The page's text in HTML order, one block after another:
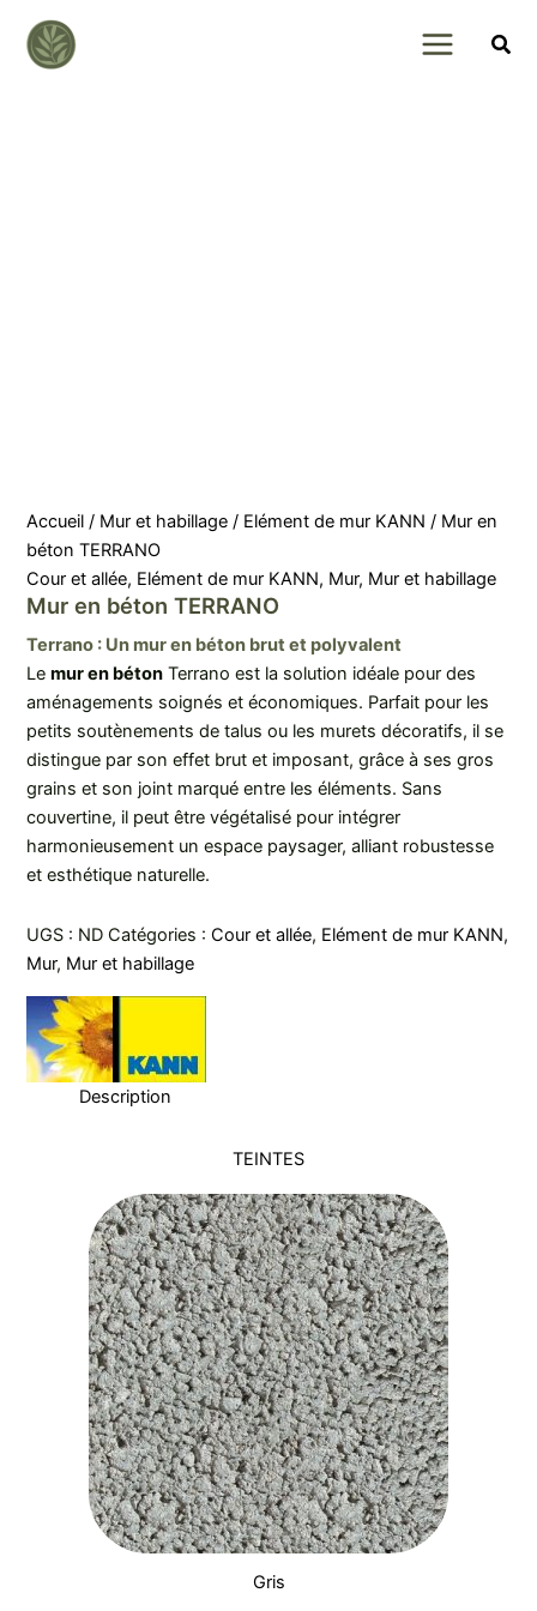
content
Accueil / Mur et habillage / Elément de mur KANN / Mur en
béton TERRANO
Cour et allée, Elément de mur KANN, Mur, Mur et habillage
Mur en béton TERRANO
Terrano : Un mur en béton brut et polyvalent
Lemur en béton Terrano est la solution idéale pour des
aménagements soignés et économiques. Parfait pour les
petits soutènements de talus ou les murets décoratifs, il se
distingue par son effet brut et imposant, grâce à ses gros
grains et son joint marqué entre les éléments. Sans
couvertine, il peut être végétalisé pour intégrer
harmonieusement un espace paysager, alliant robustesse
et esthétique naturelle.
UGS : ND Catégories :Cour et allée, Elément de mur KANN,
Mur, Mur et habillage
Description
TEINTES
Gris